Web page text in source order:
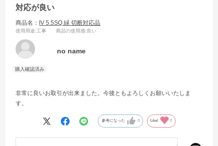
対応が良い
商品名： IV 5.5SQ 緑 切断対応品
使用用途:工事 商品の使用感:良い
no name
非常に良いお取引が出来ました。今後ともよろしくお願いいたしま
す。
参考になった 0 Like! 0